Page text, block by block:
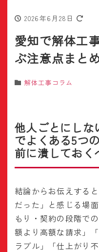
2026年6月28日
愛知で解体工
ぶ注意点まと
解体工事コラム
他人ごとにしな
でよくある5つ
前に潰しておく
結論からお伝えする
だった」と感じる場
もり・契約の段階で
額より高額な請求」
ラブル」「仕上がり